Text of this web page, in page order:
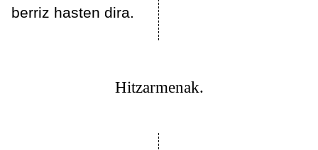
berriz hasten dira.
Hitzarmenak.